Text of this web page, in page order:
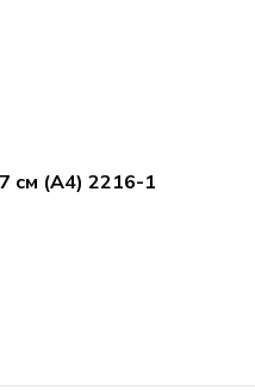
см (А4) 2216-1